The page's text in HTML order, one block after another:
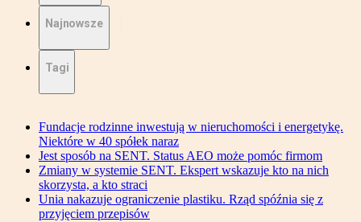
Najnowsze
Tagi
Fundacje rodzinne inwestują w nieruchomości i energetykę.
Niektóre w 40 spółek naraz
Jest sposób na SENT. Status AEO może pomóc firmom
Zmiany w systemie SENT. Ekspert wskazuje kto na nich
skorzysta, a kto straci
Unia nakazuje ograniczenie plastiku. Rząd spóźnia się z
przyjęciem przepisów